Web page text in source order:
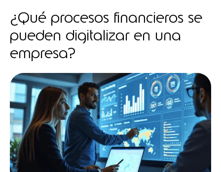
¿Qué procesos financieros se
pueden digitalizar en una
empresa?